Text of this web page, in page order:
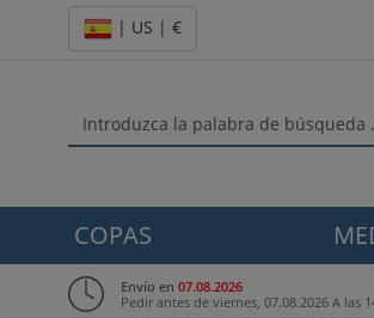
| US | €
COPAS
Envío en 07.08.2026
Pedir antes de viernes, 07.08.2026 A las